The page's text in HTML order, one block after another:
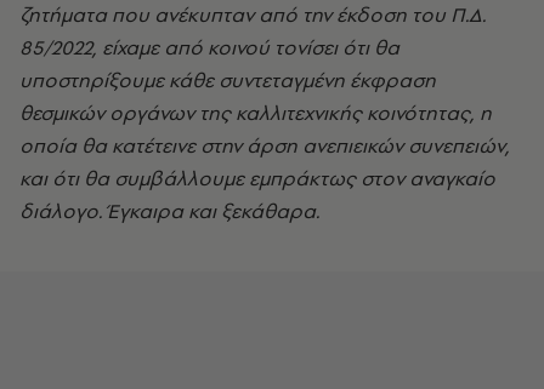
ζητήματα που ανέκυπταν από την έκδοση του Π.Δ.
85/2022, είχαμε από κοινού τονίσει ότι θα
υποστηρίξουμε κάθε συντεταγμένη έκφραση
θεσμικών οργάνων της καλλιτεχνικής κοινότητας, η
οποία θα κατέτεινε στην άρση ανεπιεικών συνεπειών,
και ότι θα συμβάλλουμε εμπράκτως στον αναγκαίο
διάλογο. Έγκαιρα και ξεκάθαρα.